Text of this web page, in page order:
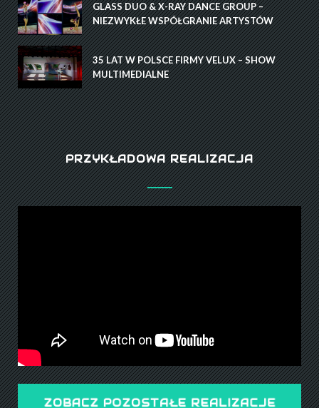
GLASS DUO & X-RAY DANCE GROUP –
NIEZWYKŁE WSPÓŁGRANIE ARTYSTÓW
35 LAT W POLSCE FIRMY VELUX – SHOW
MULTIMEDIALNE
PRZYKŁADOWA REALIZACJA
ZOBACZ POZOSTAŁE REALIZACJE